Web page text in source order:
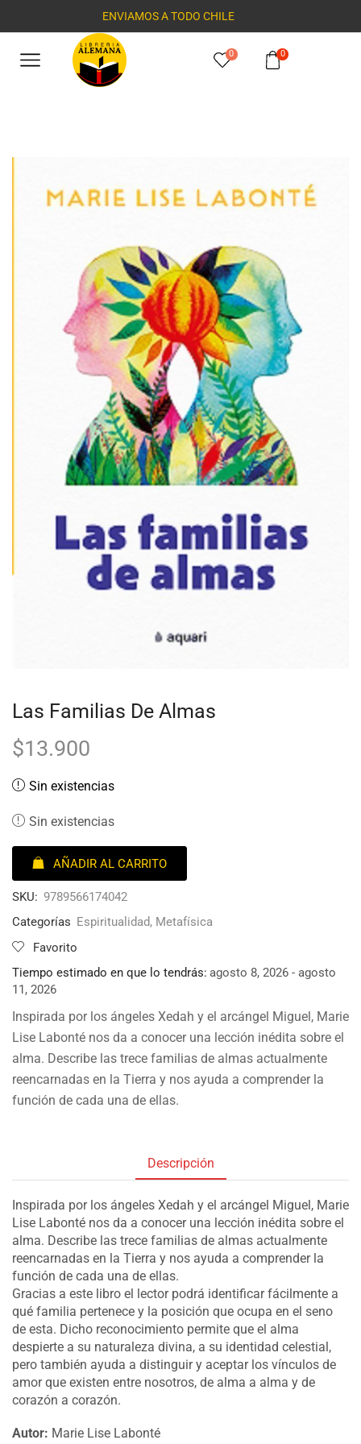
ENVIAMOS A TODO CHILE
0 0
Las Familias De Almas
$13.900
Sin existencias
Sin existencias
AÑADIR AL CARRITO
SKU: 9789566174042
Categorías Espiritualidad, Metafísica
Favorito
Tiempo estimado en que lo tendrás: agosto 8, 2026 - agosto
11, 2026
Inspirada por los ángeles Xedah y el arcángel Miguel, Marie
Lise Labonté nos da a conocer una lección inédita sobre el
alma. Describe las trece familias de almas actualmente
reencarnadas en la Tierra y nos ayuda a comprender la
función de cada una de ellas.
Descripción
Inspirada por los ángeles Xedah y el arcángel Miguel, Marie
Lise Labonté nos da a conocer una lección inédita sobre el
alma. Describe las trece familias de almas actualmente
reencarnadas en la Tierra y nos ayuda a comprender la
función de cada una de ellas.
Gracias a este libro el lector podrá identificar fácilmente a
qué familia pertenece y la posición que ocupa en el seno
de esta. Dicho reconocimiento permite que el alma
despierte a su naturaleza divina, a su identidad celestial,
pero también ayuda a distinguir y aceptar los vínculos de
amor que existen entre nosotros, de alma a alma y de
corazón a corazón.
Autor: Marie Lise Labonté